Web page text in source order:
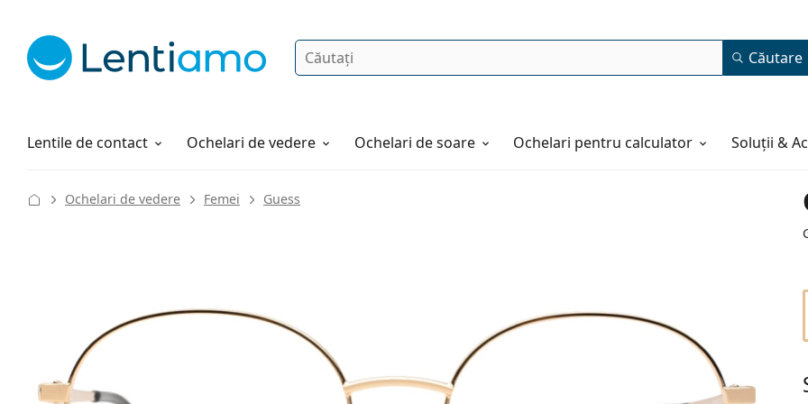
Căutare Căutare
Lentile de contact
Soluții Ochelari de vedere Ochelari de soare Ochelari pentru calculator Soluții &
Cum comandați
Ochelari de vedere Femei Guess